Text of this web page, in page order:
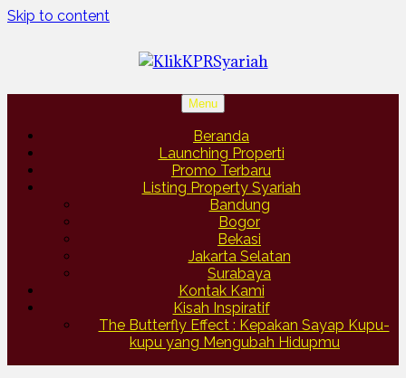
Skip to content
Menu
Beranda
Launching Properti
Promo Terbaru
Listing Property Syariah
Bandung
Bogor
Bekasi
Jakarta Selatan
Surabaya
Kontak Kami
Kisah Inspiratif
The Butterfly Effect : Kepakan Sayap Kupu-
kupu yang Mengubah Hidupmu